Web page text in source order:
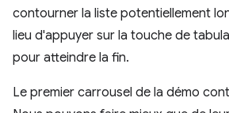
contourner la liste potentiellement
lieu d'appuyer sur la touche de
pour atteindre la fin.
Le premier carrousel de la démo